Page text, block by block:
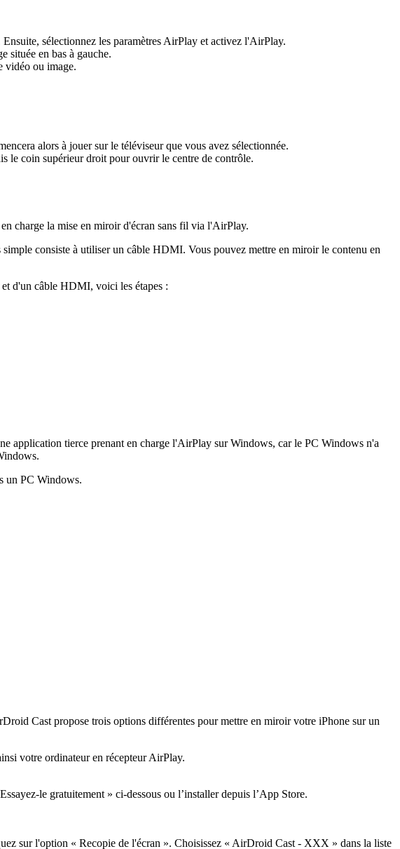
sélectionnez les paramètres AirPlay et activez l'AirPlay.
située en bas à gauche.
vidéo ou image.
alors à jouer sur le téléviseur que vous avez sélectionnée.
le coin supérieur droit pour ouvrir le centre de contrôle.
charge la mise en miroir d'écran sans fil via l'AirPlay.
consiste à utiliser un câble HDMI. Vous pouvez mettre en miroir le contenu en
d'un câble HDMI, voici les étapes :
application tierce prenant en charge l'AirPlay sur Windows, car le PC Windows n'a
un PC Windows.
Cast propose trois options différentes pour mettre en miroir votre iPhone sur un
votre ordinateur en récepteur AirPlay.
le gratuitement » ci-dessous ou l’installer depuis l’App Store.
sur l'option « Recopie de l'écran ». Choisissez « AirDroid Cast - XXX » dans la liste